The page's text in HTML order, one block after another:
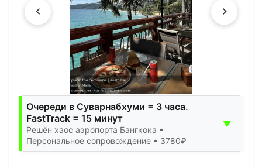
Очереди в Суварнабхуми = 3 часа.
FastTrack = 15 минут
Решён хаос аэропорта Бангкока •
Персональное сопровождение • 3780₽
▼